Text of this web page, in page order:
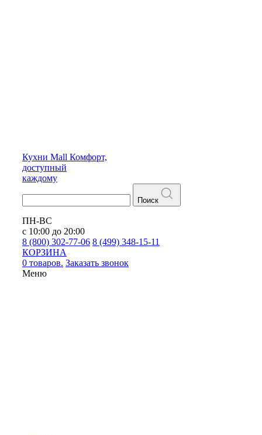
Кухни Mall Комфорт,
доступный
каждому
Поиск
ПН-ВС
с 10:00 до 20:00
8 (800) 302-77-06 8 (499) 348-15-11
КОРЗИНА
0 товаров. Заказать звонок
Меню